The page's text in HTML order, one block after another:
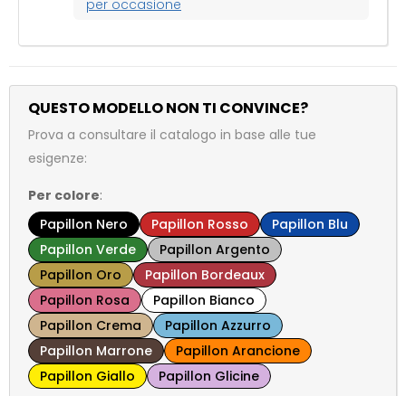
per occasione
QUESTO MODELLO NON TI CONVINCE?
Prova a consultare il catalogo in base alle tue
esigenze:
Per colore:
Papillon Nero
Papillon Rosso
Papillon Blu
Papillon Verde
Papillon Argento
Papillon Oro
Papillon Bordeaux
Papillon Rosa
Papillon Bianco
Papillon Crema
Papillon Azzurro
Papillon Marrone
Papillon Arancione
Papillon Giallo
Papillon Glicine